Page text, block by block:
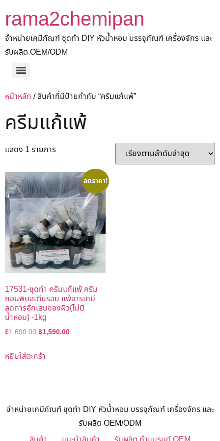
rama2chemipan
จำหน่ายเคมีภัณฑ์ ชุดทำ DIY หัวน้ำหอม บรรจุภัณฑ์ เครื่องจักร และ
รับผลิต OEM/ODM
หน้าหลัก / สินค้าที่มีป้ายกำกับ “ครีมแก้แพ้”
ครีมแก้แพ้
แสดง 1 รายการ
ลดราคา!
17531-ชุดทำ ครีมแก้แพ้ ครีม
ถอนพิษสเตียรอย แพ้สารเคมี
ลดการอักเสบของผิว(ไม่มี
น้ำหอม) -1kg
฿1,690.00฿1,590.00
หยิบใส่ตะกร้า
จำหน่ายเคมีภัณฑ์ ชุดทำ DIY หัวน้ำหอม บรรจุภัณฑ์ เครื่องจักร และ
รับผลิต OEM/ODM